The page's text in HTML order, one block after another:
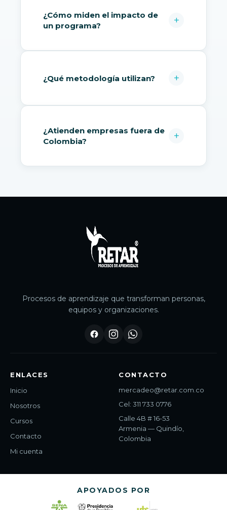
¿Cómo miden el impacto de
un programa?
¿Qué metodología utilizan?
¿Atienden empresas fuera de
Colombia?
Procesos de aprendizaje que transforman personas,
equipos y organizaciones.
ENLACES
Inicio
Nosotros
Cursos
Contacto
Mi cuenta
CONTACTO
mercadeo@retar.com.co
Cel: 311 733 0776
Calle 4B # 16-53
Armenia — Quindío,
Colombia
APOYADOS POR